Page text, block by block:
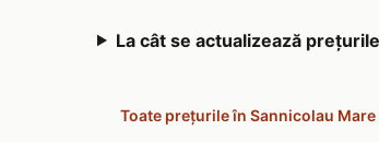
La cât se actualizează
Toate prețurile în Sannicolau Mare